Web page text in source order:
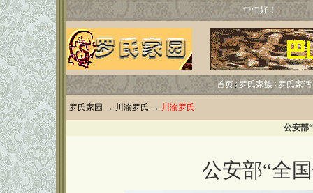
中午好！
首页 罗氏家族 罗氏家话
罗氏家园 → 川渝罗氏 → 川渝罗氏
公安部
公安部“全